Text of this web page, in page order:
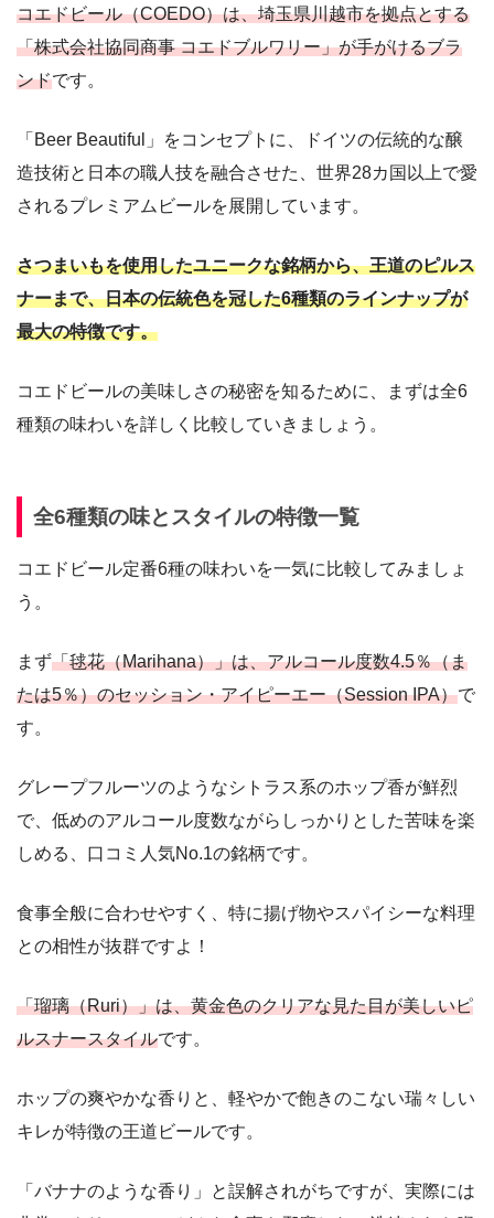
コエドビール（COEDO）は、埼玉県川越市を拠点とする
「株式会社協同商事 コエドブルワリー」が手がけるブラ
ンドです。
「Beer Beautiful」をコンセプトに、ドイツの伝統的な醸
造技術と日本の職人技を融合させた、世界28カ国以上で愛
されるプレミアムビールを展開しています。
さつまいもを使用したユニークな銘柄から、王道のピルス
ナーまで、日本の伝統色を冠した6種類のラインナップが
最大の特徴です。
コエドビールの美味しさの秘密を知るために、まずは全6
種類の味わいを詳しく比較していきましょう。
全6種類の味とスタイルの特徴一覧
コエドビール定番6種の味わいを一気に比較してみましょ
う。
まず「毬花（Marihana）」は、アルコール度数4.5％（ま
たは5％）のセッション・アイピーエー（Session IPA）で
す。
グレープフルーツのようなシトラス系のホップ香が鮮烈
で、低めのアルコール度数ながらしっかりとした苦味を楽
しめる、口コミ人気No.1の銘柄です。
食事全般に合わせやすく、特に揚げ物やスパイシーな料理
との相性が抜群ですよ！
「瑠璃（Ruri）」は、黄金色のクリアな見た目が美しいピ
ルスナースタイルです。
ホップの爽やかな香りと、軽やかで飽きのこない瑞々しい
キレが特徴の王道ビールです。
「バナナのような香り」と誤解されがちですが、実際には